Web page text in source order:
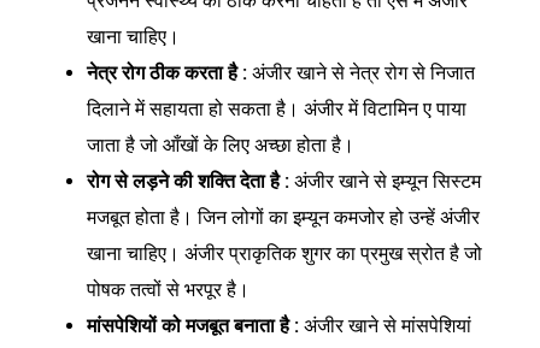
खाना चाहिए।
नेत्र रोग ठीक करता है : अंजीर खाने से नेत्र रोग से निजात
दिलाने में सहायता हो सकता है। अंजीर में विटामिन ए पाया
जाता है जो आँखों के लिए अच्छा होता है।
रोग से लड़ने की शक्ति देता है : अंजीर खाने से इम्यून सिस्टम
मजबूत होता है। जिन लोगों का इम्यून कमजोर हो उन्हें अंजीर
खाना चाहिए। अंजीर प्राकृतिक शुगर का प्रमुख स्रोत है जो
पोषक तत्वों से भरपूर है।
मांसपेशियों को मजबूत बनाता है : अंजीर खाने से मांसपेशियां